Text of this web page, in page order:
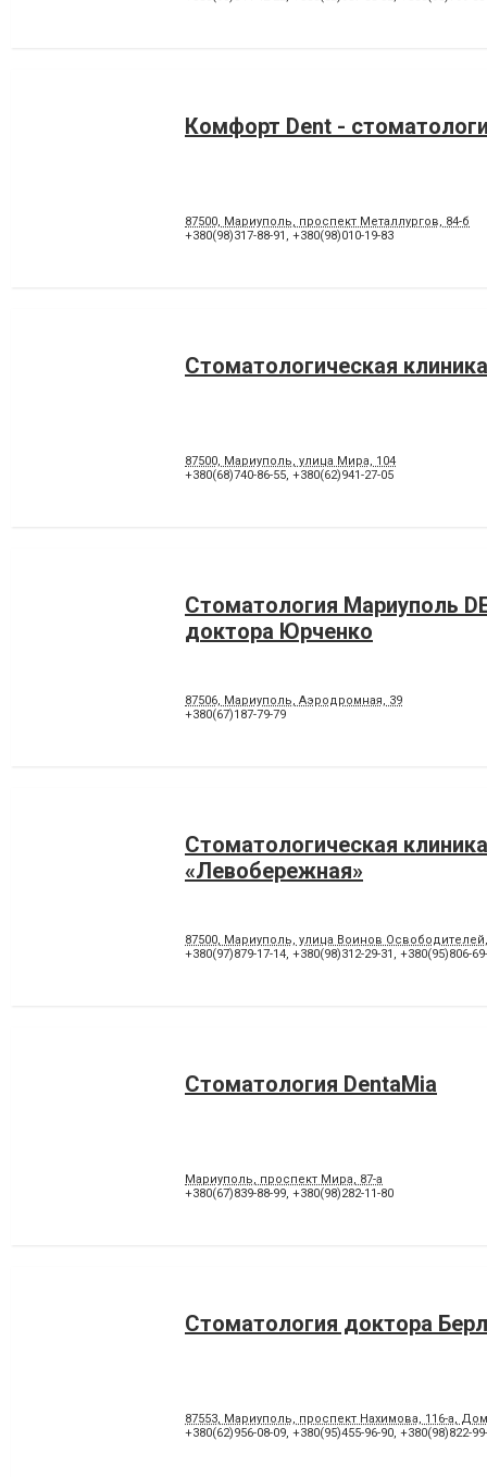
Комфорт Dent -
87500, Мариуполь, проспект Металлургов, 84-б
+380(98)317-88-91 , +380(98)010-19-83
Стоматологическая
87500, Мариуполь, улица Мира, 104
+380(68)740-86-55, +380(62)941-27-05
Стоматология Мариуполь
доктора Юрченко
87506, Мариуполь, Аэродромная, 39
+380(67)187-79-79
Стоматологическая клиника
«Левобережная»
87500, Мариуполь, улица Воинов
+380(97)879-17-14, +380(98)312-29-31 , +380(95)806-
Стоматология DentaMia
Мариуполь, проспект Мира, 87-а
+380(67)839-88-99, +380(98)282-11-80
Стоматология доктора
87553, Мариуполь, проспект Нахимова, 116-а,
+380(62)956-08-09, +380(95)455-96-90, +380(98)822-